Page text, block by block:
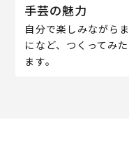
手芸の魅力
自分で楽しみながら
になど、つくってみ
ます。